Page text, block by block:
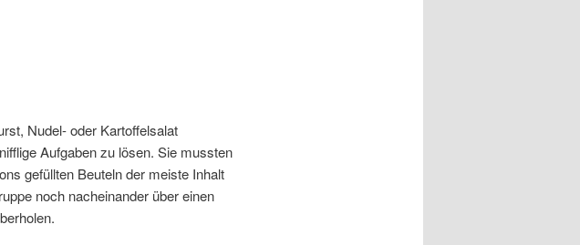
Nudel- oder Kartoffelsalat
Aufgaben zu lösen. Sie mussten
gefüllten Beuteln der meiste Inhalt
noch nacheinander über einen